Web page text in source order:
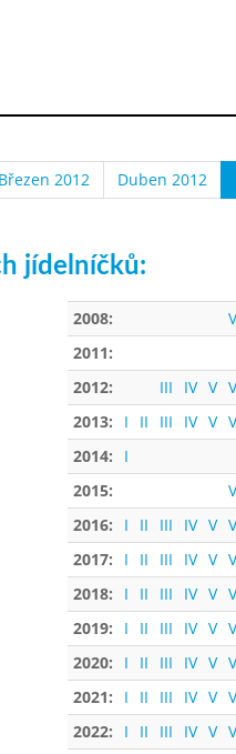
Březen 2012 Duben 2012
jídelníčků:
2008:
2011:
2012:
III IV V
2013:
I II III IV V
2014:
I
2015:
2016:
I II III IV V
2017:
I II III IV V
2018:
I II III IV V
2019:
I II III IV V
2020:
I II III IV V
2021:
I II III IV V
2022:
I II III IV V